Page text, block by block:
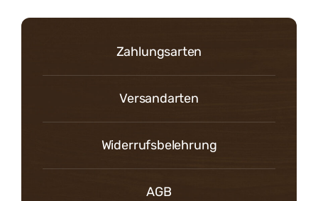
Zahlungsarten
Versandarten
Widerrufsbelehrung
AGB